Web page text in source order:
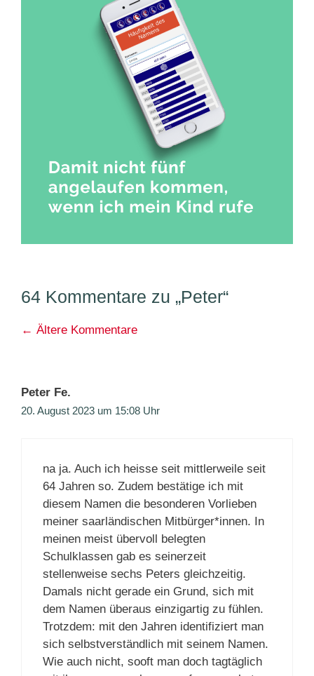
64 Kommentare zu „Peter“
Kommentarnavigation
← Ältere Kommentare
Peter Fe.
20. August 2023 um 15:08 Uhr
na ja. Auch ich heisse seit mittlerweile seit
64 Jahren so. Zudem bestätige ich mit
diesem Namen die besonderen Vorlieben
meiner saarländischen Mitbürger*innen. In
meinen meist übervoll belegten
Schulklassen gab es seinerzeit
stellenweise sechs Peters gleichzeitig.
Damals nicht gerade ein Grund, sich mit
dem Namen überaus einzigartig zu fühlen.
Trotzdem: mit den Jahren identifiziert man
sich selbstverständlich mit seinem Namen.
Wie auch nicht, sooft man doch tagtäglich